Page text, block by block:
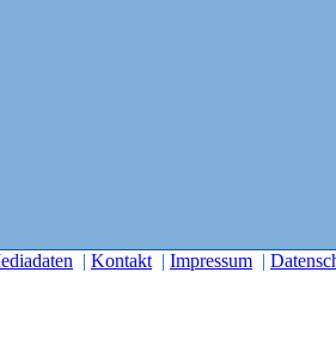
| Kontakt | Impressum |